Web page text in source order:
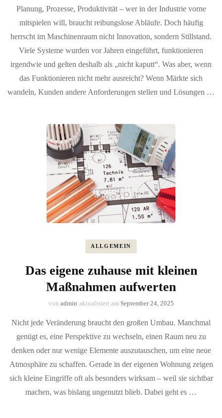
Planung, Prozesse, Produktivität – wer in der Industrie vorne
mitspielen will, braucht reibungslose Abläufe. Doch häufig
herrscht im Maschinenraum nicht Innovation, sondern Stillstand.
Viele Systeme wurden vor Jahren eingeführt, funktionieren
irgendwie und gelten deshalb als „nicht kaputt“. Was aber, wenn
das Funktionieren nicht mehr ausreicht? Wenn Märkte sich
wandeln, Kunden andere Anforderungen stellen und Lösungen …
ALLGEMEIN
Das eigene zuhause mit kleinen
Maßnahmen aufwerten
von admin aktualisiert am September 24, 2025
Nicht jede Veränderung braucht den großen Umbau. Manchmal
genügt es, eine Perspektive zu wechseln, einen Raum neu zu
denken oder nur wenige Elemente auszutauschen, um eine neue
Atmosphäre zu schaffen. Gerade in der eigenen Wohnung zeigen
sich kleine Eingriffe oft als besonders wirksam – weil sie sichtbar
machen, was bislang ungenutzt blieb. Dabei geht es …